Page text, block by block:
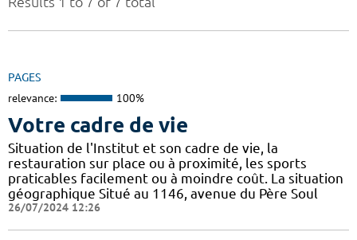
PAGES
relevance: 100%
Votre cadre de vie
Situation de l'Institut et son cadre de vie, la
restauration sur place ou à proximité, les sports
praticables facilement ou à moindre coût. La situation
géographique Situé au 1146, avenue du Père Soul
26/07/2024 12:26